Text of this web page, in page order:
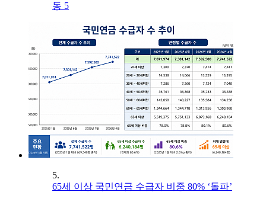
동 5
5.
65세 이상 국민연금 수급자 비중 80% ‘돌파’